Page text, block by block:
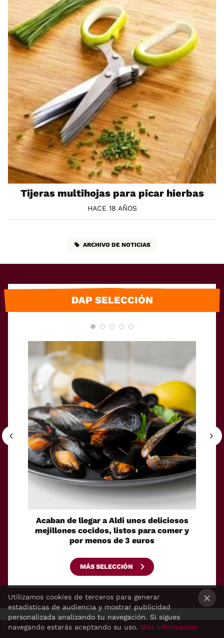
Tijeras multihojas para picar hierbas
HACE 18 AÑOS
ARCHIVO DE NOTICIAS
DAP SELECCIÓN
Acaban de llegar a Aldi unos deliciosos
mejillones cocidos, listos para comer y
por menos de 3 euros
MÁS SELECCIÓN
Utilizamos cookies de terceros para generar
estadísticas de audiencia y mostrar publicidad
personalizada analizando tu navegación. Si sigues
navegando estarás aceptando su uso. Más información